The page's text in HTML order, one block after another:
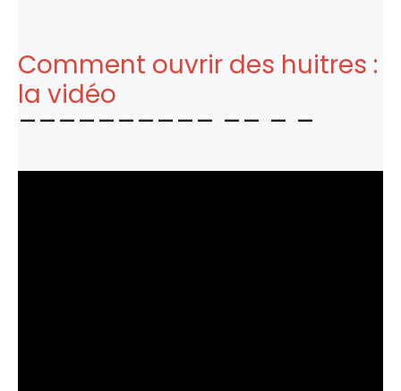
Comment ouvrir des huitres :
la vidéo